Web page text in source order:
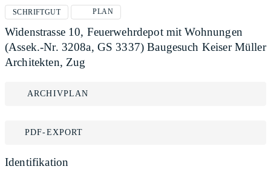
SCHRIFTGUT PLAN
Widenstrasse 10, Feuerwehrdepot mit Wohnungen
(Assek.-Nr. 3208a, GS 3337) Baugesuch Keiser Müller
Architekten, Zug
ARCHIVPLAN
PDF-EXPORT
Identifikation